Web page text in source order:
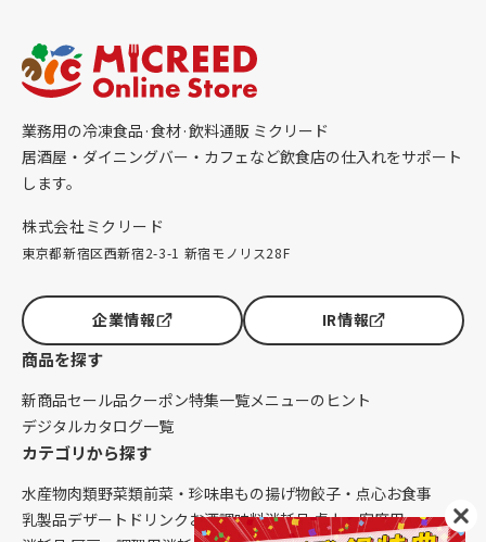
業務用の冷凍食品·食材·飲料通販 ミクリード
居酒屋・ダイニングバー・カフェなど飲食店の仕入れをサポート
します。
株式会社ミクリード
東京都新宿区西新宿2-3-1 新宿モノリス28F
企業情報 IR情報
商品を探す
新商品セール品クーポン特集一覧メニューのヒント
デジタルカタログ一覧
カテゴリから探す
水産物肉類野菜類前菜・珍味串もの揚げ物餃子・点心お食事
乳製品デザート ドリンク お酒調味料消耗品 卓上・客席用